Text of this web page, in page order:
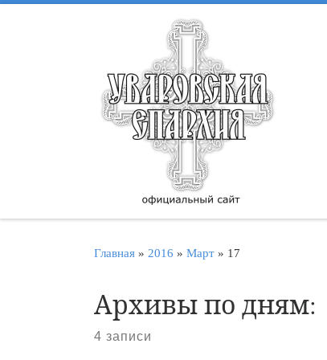
Главная » 2016 » Март » 17
Архивы по дням:
4 записи